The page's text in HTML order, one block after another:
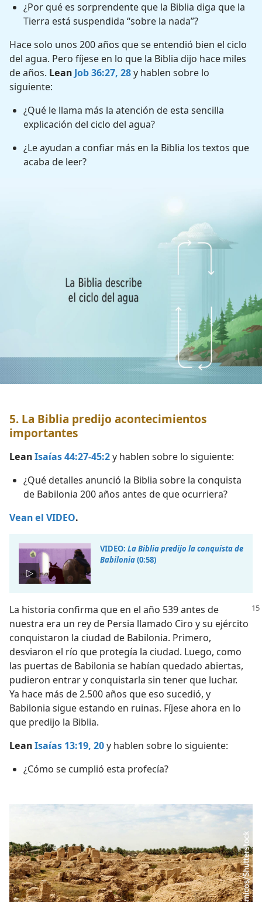
¿Por qué es sorprendente que la Biblia diga que la
Tierra está suspendida “sobre la nada”?
Hace solo unos 200 años que se entendió bien el ciclo
del agua. Pero fíjese en lo que la Biblia dijo hace miles
de años. Lean Job 36:27, 28y hablen sobre lo
siguiente:
¿Qué le llama más la atención de esta sencilla
explicación del ciclo del agua?
¿Le ayudan a confiar más en la Biblia los textos que
acaba de leer?
5. La Biblia predijo acontecimientos
importantes
LeanIsaías 44:27-45:2y hablen sobre lo siguiente:
¿Qué detalles anunció la Biblia sobre la conquista
de Babilonia 200 años antes de que ocurriera?
Vean el VIDEO.
VIDEO: La Biblia predijo la conquista de
Babilonia(0:58)
La historia confirma que en el año 539 antes de
nuestra era un rey de Persia llamado Ciro y su ejército
conquistaron la ciudad de Babilonia. Primero,
desviaron el río que protegía la ciudad. Luego, como
las puertas de Babilonia se habían quedado abiertas,
pudieron entrar y conquistarla sin tener que luchar.
Ya hace más de 2.500 años que eso sucedió, y
Babilonia sigue estando en ruinas. Fíjese ahora en lo
que predijo la Biblia.
LeanIsaías 13:19, 20y hablen sobre lo siguiente:
¿Cómo se cumplió esta profecía?